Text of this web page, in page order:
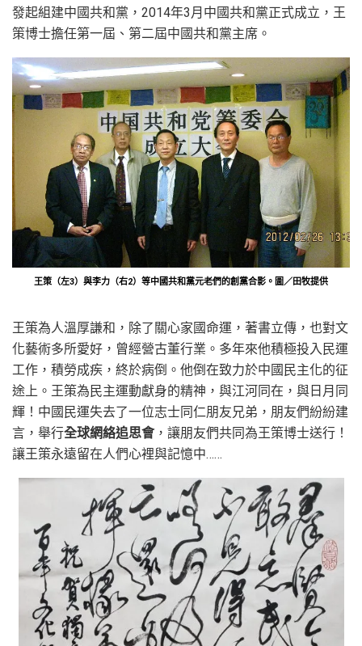
發起組建中國共和黨，2014年3月中國共和黨正式成立，王
策博士擔任第一屆、第二屆中國共和黨主席。
王策（左3）與李力（右2）等中國共和黨元老們的創黨合影。圖／田牧提供
王策為人溫厚謙和，除了關心家國命運，著書立傳，也對文
化藝術多所愛好，曾經營古董行業。多年來他積極投入民運
工作，積勞成疾，終於病倒。他倒在致力於中國民主化的征
途上。王策為民主運動獻身的精神，與江河同在，與日月同
輝！中國民運失去了一位志士同仁朋友兄弟，朋友們紛紛建
言，舉行全球網絡追思會，讓朋友們共同為王策博士送行！
讓王策永遠留在人們心裡與記憶中……